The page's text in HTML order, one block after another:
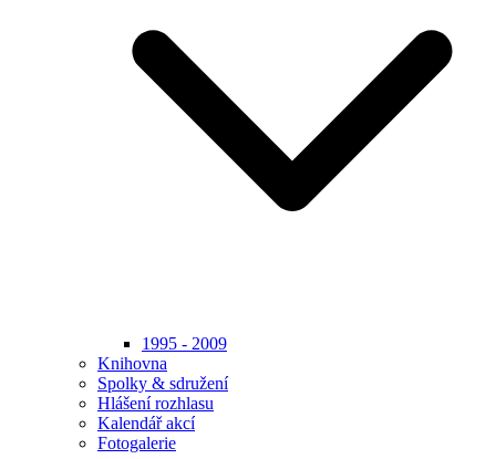
1995 - 2009
Knihovna
Spolky & sdružení
Hlášení rozhlasu
Kalendář akcí
Fotogalerie